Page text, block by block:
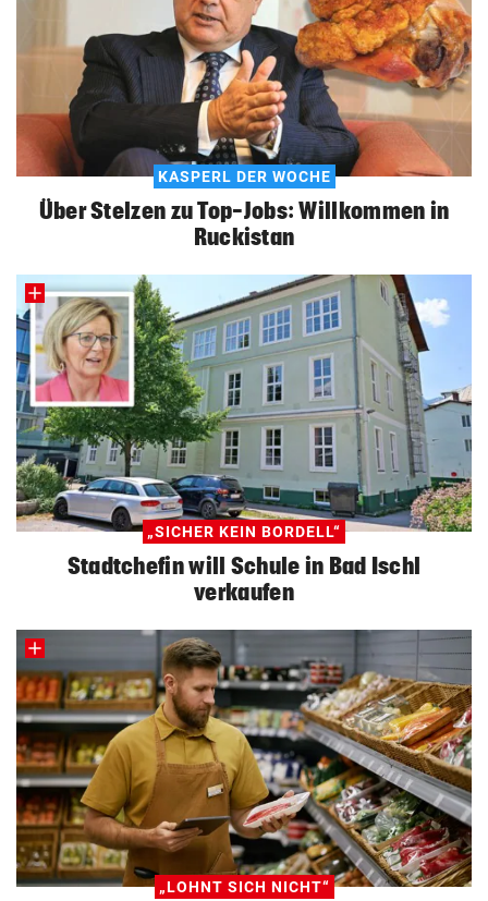
KASPERL DER WOCHE
Über Stelzen zu Top-Jobs: Willkommen in
Ruckistan
„SICHER KEIN BORDELL“
Stadtchefin will Schule in Bad Ischl
verkaufen
„LOHNT SICH NICHT“